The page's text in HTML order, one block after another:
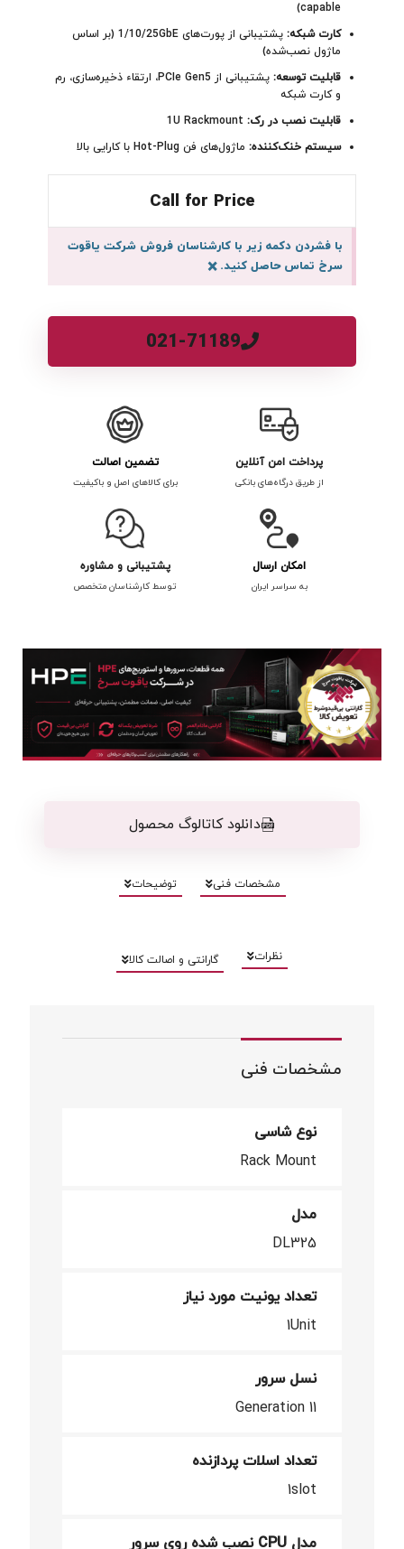
capable)
کارت شبکه:
پشتیبانی از پورت‌های 1/10/25GbE (بر اساس
ماژول نصب‌شده)
قابلیت توسعه:
پشتیبانی از PCIe Gen5، ارتقاء ذخیره‌سازی، رم
و کارت شبکه
قابلیت نصب در رک:
سیستم خنک‌کننده: ماژول‌های فن Hot-Plug با کارایی بالا
Call for Price
با فشردن دکمه زیر با کارشناسان فروش شرکت یاقوت
سرخ تماس حاصل کنید.×
021-71189
پرداخت امن آنلاین
از طریق درگاه‌های بانکی
تضمین اصالت
برای کالاهای اصل و باکیفیت
امکان ارسال
به سراسر ایران
پشتیبانی و مشاوره
توسط کارشناسان متخصص
دانلود کاتالوگ محصول
مشخصات فنی توضیحات
نظرات گارانتی و اصالت کالا
مشخصات فنی
نوع شاسی
Rack Mount
مدل
DL325
تعداد یونیت مورد نیاز
1Unit
نسل سرور
Generation 11
تعداد اسلات پردازنده
1slot
مدل CPU نصب شده روی سرور